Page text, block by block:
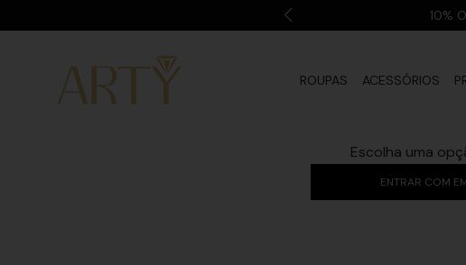
10%
ROUPAS ACESSÓRIOS
Escolha uma
ENTRAR COM